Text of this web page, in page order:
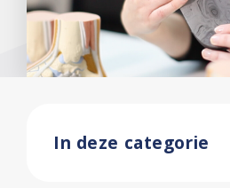
In deze categorie